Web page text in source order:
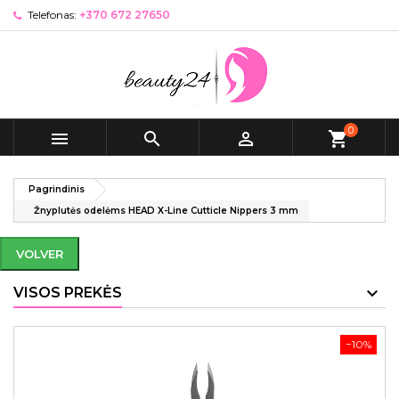
Telefonas: +370 672 27650
   shopping_cart0
Pagrindinis
Žnyplutės odelėms HEAD X-Line Cutticle Nippers 3 mm
VOLVER
VISOS PREKĖS
−10%